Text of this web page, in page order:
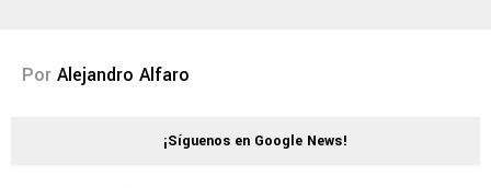
Por Alejandro Alfaro
¡Síguenos en Google News!